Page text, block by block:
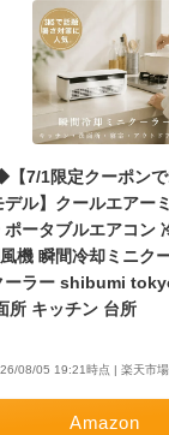
7/1限定クーポンで
デル】クールエアー
ータブルエアコン
機 瞬間冷却ミニク
ーラー shibumi
所 キッチン 台所
08/05 19:21時点 | 楽天市場
Amazon